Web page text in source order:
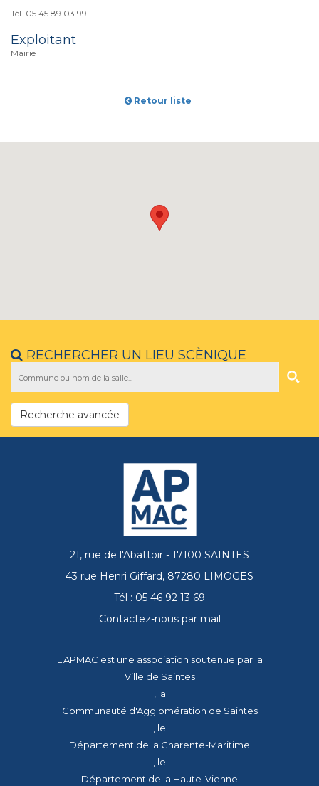
Tél. 05 45 89 03 99
Exploitant
Mairie
Retour liste
RECHERCHER UN LIEU SCÈNIQUE
Recherche avancée
21, rue de l'Abattoir - 17100 SAINTES
43 rue Henri Giffard, 87280 LIMOGES
Tél : 05 46 92 13 69
Contactez-nous par mail
L'APMAC est une association soutenue par la
Ville de Saintes
, la
Communauté d'Agglomération de Saintes
, le
Département de la Charente-Maritime
, le
Département de la Haute-Vienne